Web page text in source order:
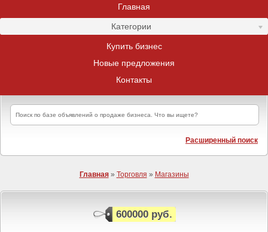
Главная
Категории
Купить бизнес
Новые предложения
Контакты
Расширенный поиск
Главная» Торговля » Магазины
600000 руб.